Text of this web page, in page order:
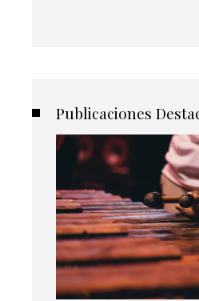
Publicaciones